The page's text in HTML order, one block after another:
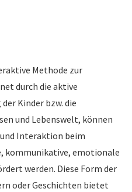
Methode zur
durch die aktive
Kinder bzw. die
und Lebenswelt, können
Interaktion beim
kommunikative, emotionale
werden. Diese Form der
oder Geschichten bietet